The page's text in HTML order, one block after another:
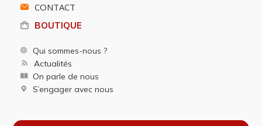
CONTACT
BOUTIQUE
Qui sommes-nous ?
Actualités
On parle de nous
S’engager avec nous